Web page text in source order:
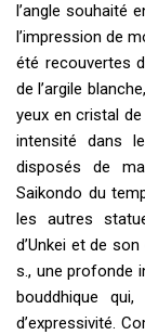
l’angle souhaité
l’impression de
été recouvertes
de l’argile
yeux en cristal
intensité dans
disposés de
Saikondo du
les autres
d’Unkei et de
s., une profonde
bouddhique
d’expressivité.